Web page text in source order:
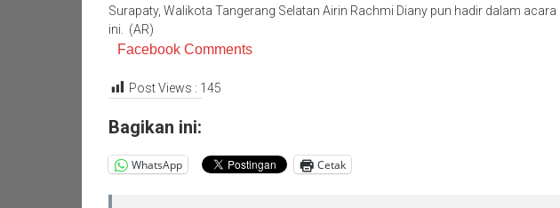
Surapaty, Walikota Tangerang Selatan Airin Rachmi Diany pun hadir dalam acara
ini. (AR)
Facebook Comments
Post Views : 145
Bagikan ini:
WhatsApp Cetak